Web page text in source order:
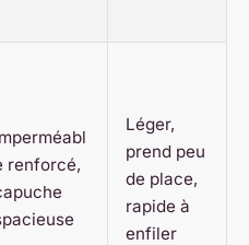
renforcé,
Léger,
prend peu
de place,
rapide à
enfiler